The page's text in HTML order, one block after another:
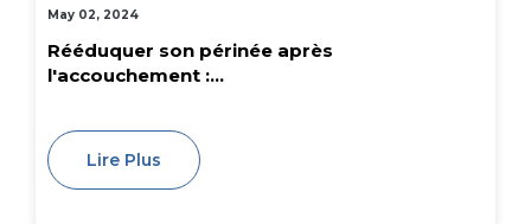
May 02, 2024
Rééduquer son périnée après
l'accouchement :...
Lire Plus